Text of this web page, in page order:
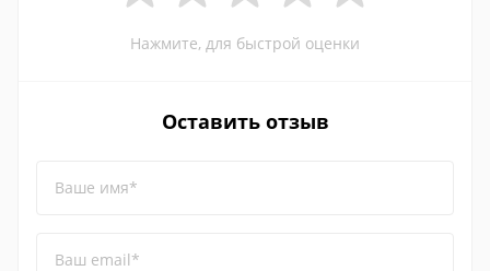
Нажмите, для быстрой оценки
Оставить отзыв
Ваше имя*
Ваш email*